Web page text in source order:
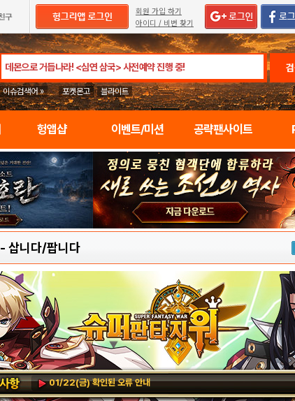
회원 가입 하기
아이디 / 비번 찾기
이슈검색어 » 포켓몬고 블라이트
헝앱샵 이벤트/미션 공략팬사이트
- 삽니다/팝니다
01/22(금) 확인된 오류 안내